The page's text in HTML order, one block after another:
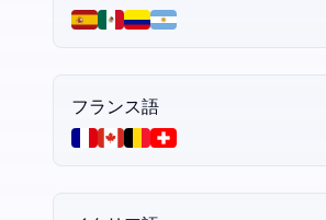
フランス語